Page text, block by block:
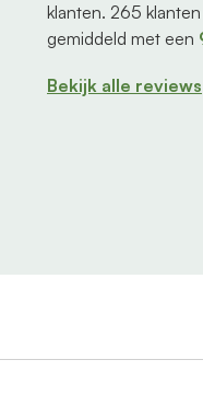
klanten. 265
gemiddeld met een
Bekijk alle reviews